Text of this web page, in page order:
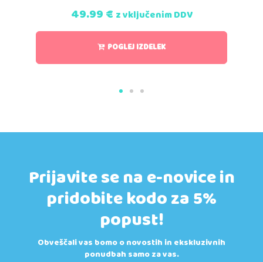
49.99€ z vključenim DDV
POGLEJ IZDELEK
Prijavite se na e-novice in
pridobite kodo za 5%
popust!
Obveščali vas bomo o novostih in ekskluzivnih
ponudbah samo za vas.